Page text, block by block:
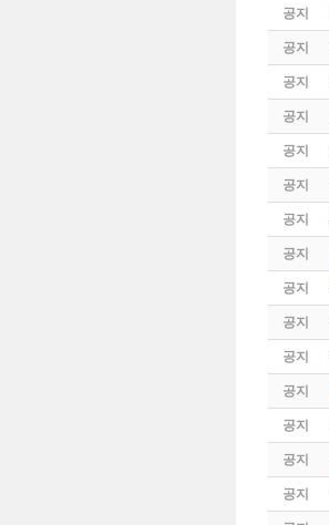
공지
공지
공지
공지
공지
공지
공지
공지
공지
공지
공지
공지
공지
공지
공지